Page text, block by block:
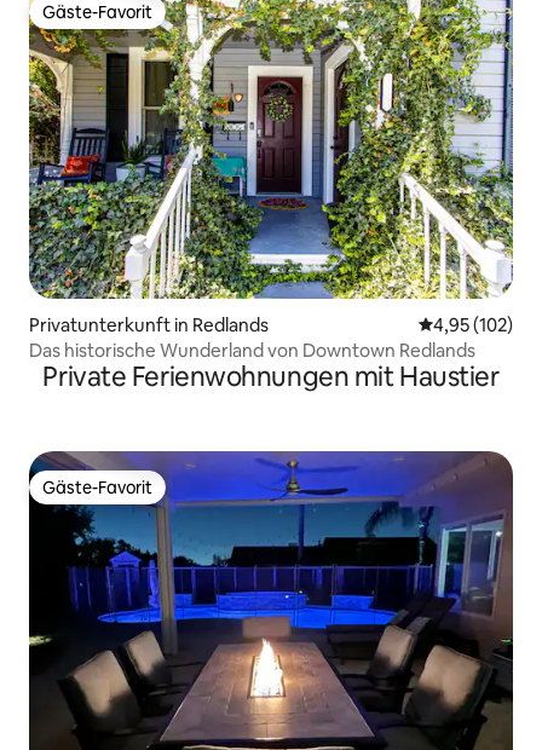
Gäste-Favorit
Gäste-Favorit
Privatunterkunft in Redlands
4,95 (102)
Das historische Wunderland von Downtown Redlands
Private Ferienwohnungen mit Haustier
Gäste-Favorit
Gäste-Favorit